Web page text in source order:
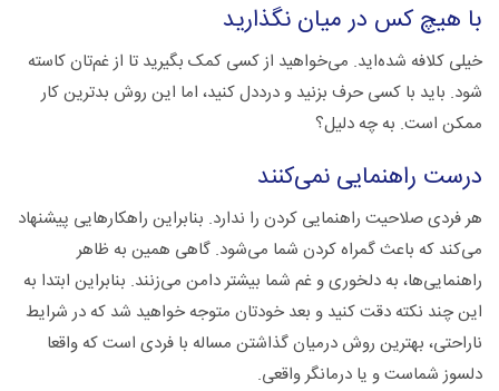
با هیچ کس در میان نگذارید
خیلی کلافه شده‌اید. می‌خواهید از کسی کمک بگیرید تا از غم‌تان کاسته
شود. باید با کسی حرف بزنید و درددل کنید، اما این روش بدترین کار
ممکن است. به چه دلیل؟
درست راهنمایی نمی‌کنند
هر فردی صلاحیت راهنمایی کردن را ندارد. بنابراین راهکارهایی پیشنهاد
می‌کند که باعث گمراه کردن شما می‌شود. گاهی همین به ظاهر
راهنمایی‌ها، به دلخوری و غم شما بیشتر دامن می‌زنند. بنابراین ابتدا به
این چند نکته دقت کنید و بعد خودتان متوجه خواهید شد که در شرایط
ناراحتی، بهترین روش درمیان گذاشتن مساله با فردی است که واقعا
دلسوز شماست و یا درمانگر واقعی.